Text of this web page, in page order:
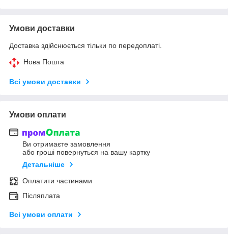
Умови доставки
Доставка здійснюється тільки по передоплаті.
Нова Пошта
Всі умови доставки
Умови оплати
Ви отримаєте замовлення
або гроші повернуться на вашу картку
Детальніше
Оплатити частинами
Післяплата
Всі умови оплати